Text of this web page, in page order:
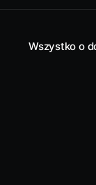
schodów - to
Wszystko o